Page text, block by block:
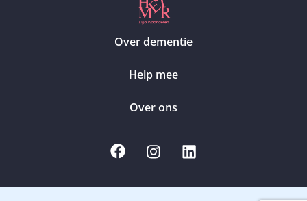
Over dementie
Help mee
Over ons